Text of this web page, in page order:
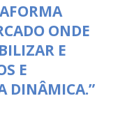
ONDE
E
E
DINÂMICA.”